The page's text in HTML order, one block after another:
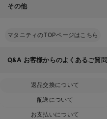
その他
マタニティのTOPページはこちら
Q&A お客様からのよくあるご質問
返品交換について
配送について
お支払いについて